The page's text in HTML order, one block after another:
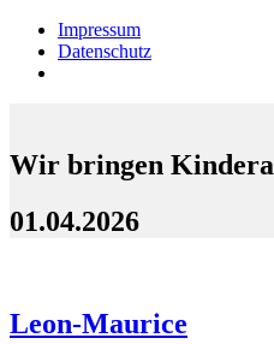
Impressum
Datenschutz
Wir bringen
01.04.2026
Leon-Maurice